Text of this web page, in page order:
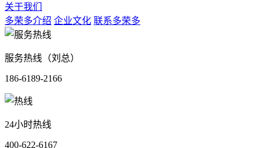
关于我们
多荣多介绍 企业文化 联系多荣多
服务热线（刘总）
186-6189-2166
24小时热线
400-622-6167